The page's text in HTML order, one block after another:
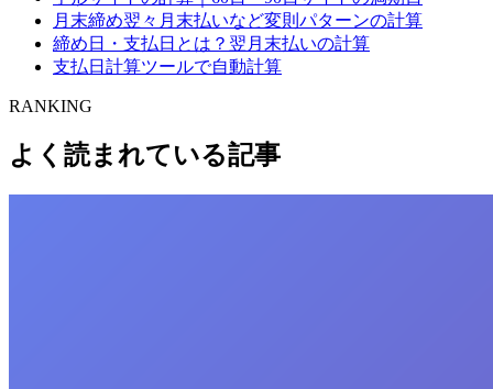
月末締め翌々月末払いなど変則パターンの計算
締め日・支払日とは？翌月末払いの計算
支払日計算ツールで自動計算
RANKING
よく読まれている記事